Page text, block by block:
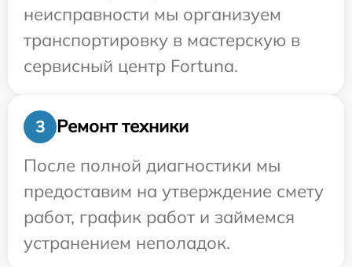
неисправности мы организуем
транспортировку в мастерскую в
сервисный центр Fortuna.
3
Ремонт техники
После полной диагностики мы
предоставим на утверждение смету
работ, график работ и займемся
устранением неполадок.